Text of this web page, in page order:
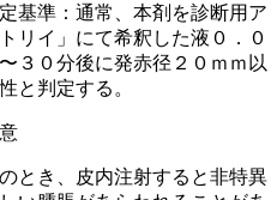
基準：通常、本剤を診断用ア
リイ」にて希釈した液０．０
３０分後に発赤径２０ｍｍ以
と判定する。
とき、皮内注射すると非特異